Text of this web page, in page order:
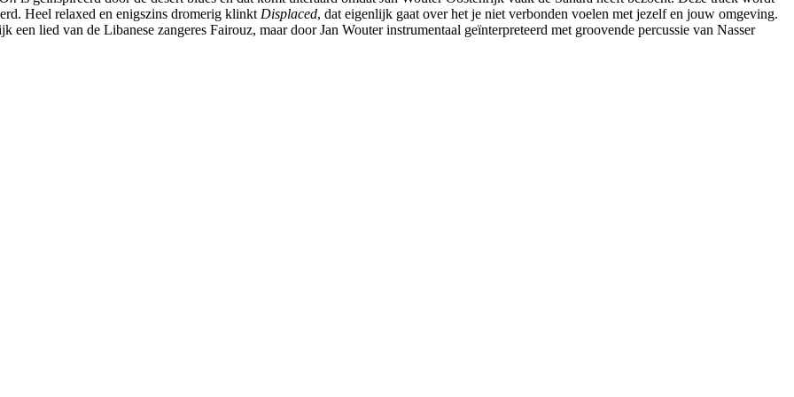
Heel relaxed en enigszins dromerig klinkt Displaced, dat eigenlijk gaat over het je niet verbonden voelen met jezelf en jouw omgeving.
een lied van de Libanese zangeres Fairouz, maar door Jan Wouter instrumentaal geïnterpreteerd met groovende percussie van Nasser